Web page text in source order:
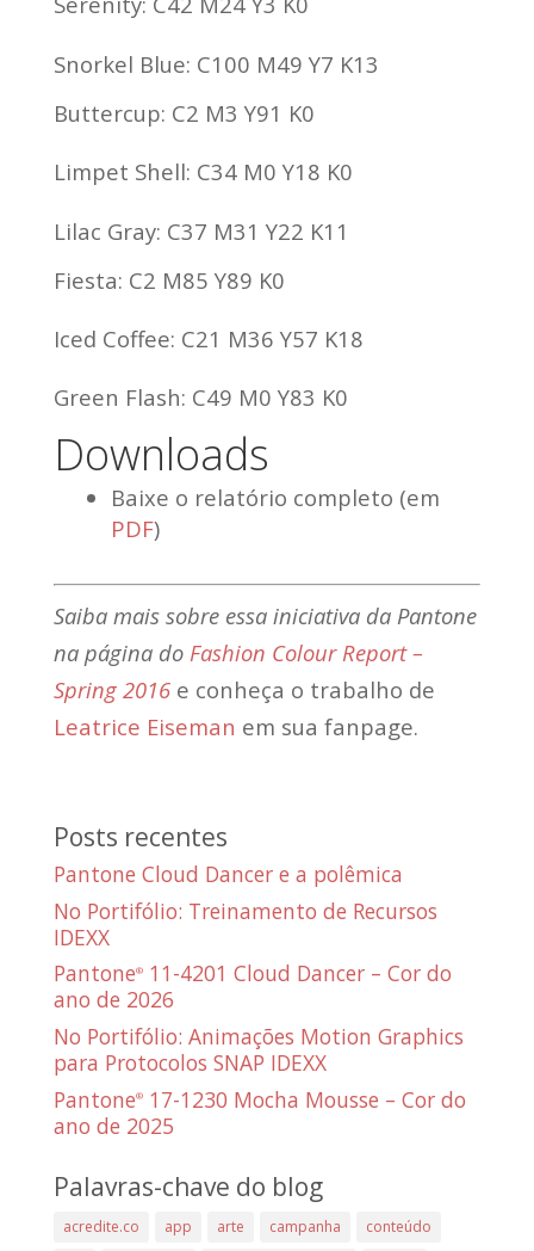
Snorkel Blue: C100 M49 Y7 K13
Buttercup: C2 M3 Y91 K0
Limpet Shell: C34 M0 Y18 K0
Lilac Gray: C37 M31 Y22 K11
Fiesta: C2 M85 Y89 K0
Iced Coffee: C21 M36 Y57 K18
Green Flash: C49 M0 Y83 K0
Downloads
Baixe o relatório completo (em
PDF)
Saiba mais sobre essa iniciativa da Pantone
na página do Fashion Colour Report –
Spring 2016e conheça o trabalho de
Leatrice Eiseman em sua fanpage.
Posts recentes
Pantone Cloud Dancer e a polêmica
No Portifólio: Treinamento de Recursos
IDEXX
Pantone®11-4201 Cloud Dancer – Cor do
ano de 2026
No Portifólio: Animações Motion Graphics
para Protocolos SNAP IDEXX
Pantone®17-1230 Mocha Mousse – Cor do
ano de 2025
Palavras-chave do blog
acredite.co app arte campanha
conteúdo